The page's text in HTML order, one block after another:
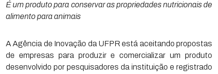
É um produto para conservar as propriedades nutricionais de
alimento para animais
A Agência de Inovação da UFPR está aceitando propostas
de empresas para produzir e comercializar um produto
desenvolvido por pesquisadores da instituição e registrado